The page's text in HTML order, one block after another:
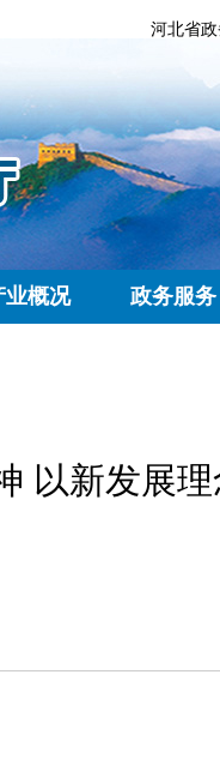
河北省
业概况 政务服务
以新发展